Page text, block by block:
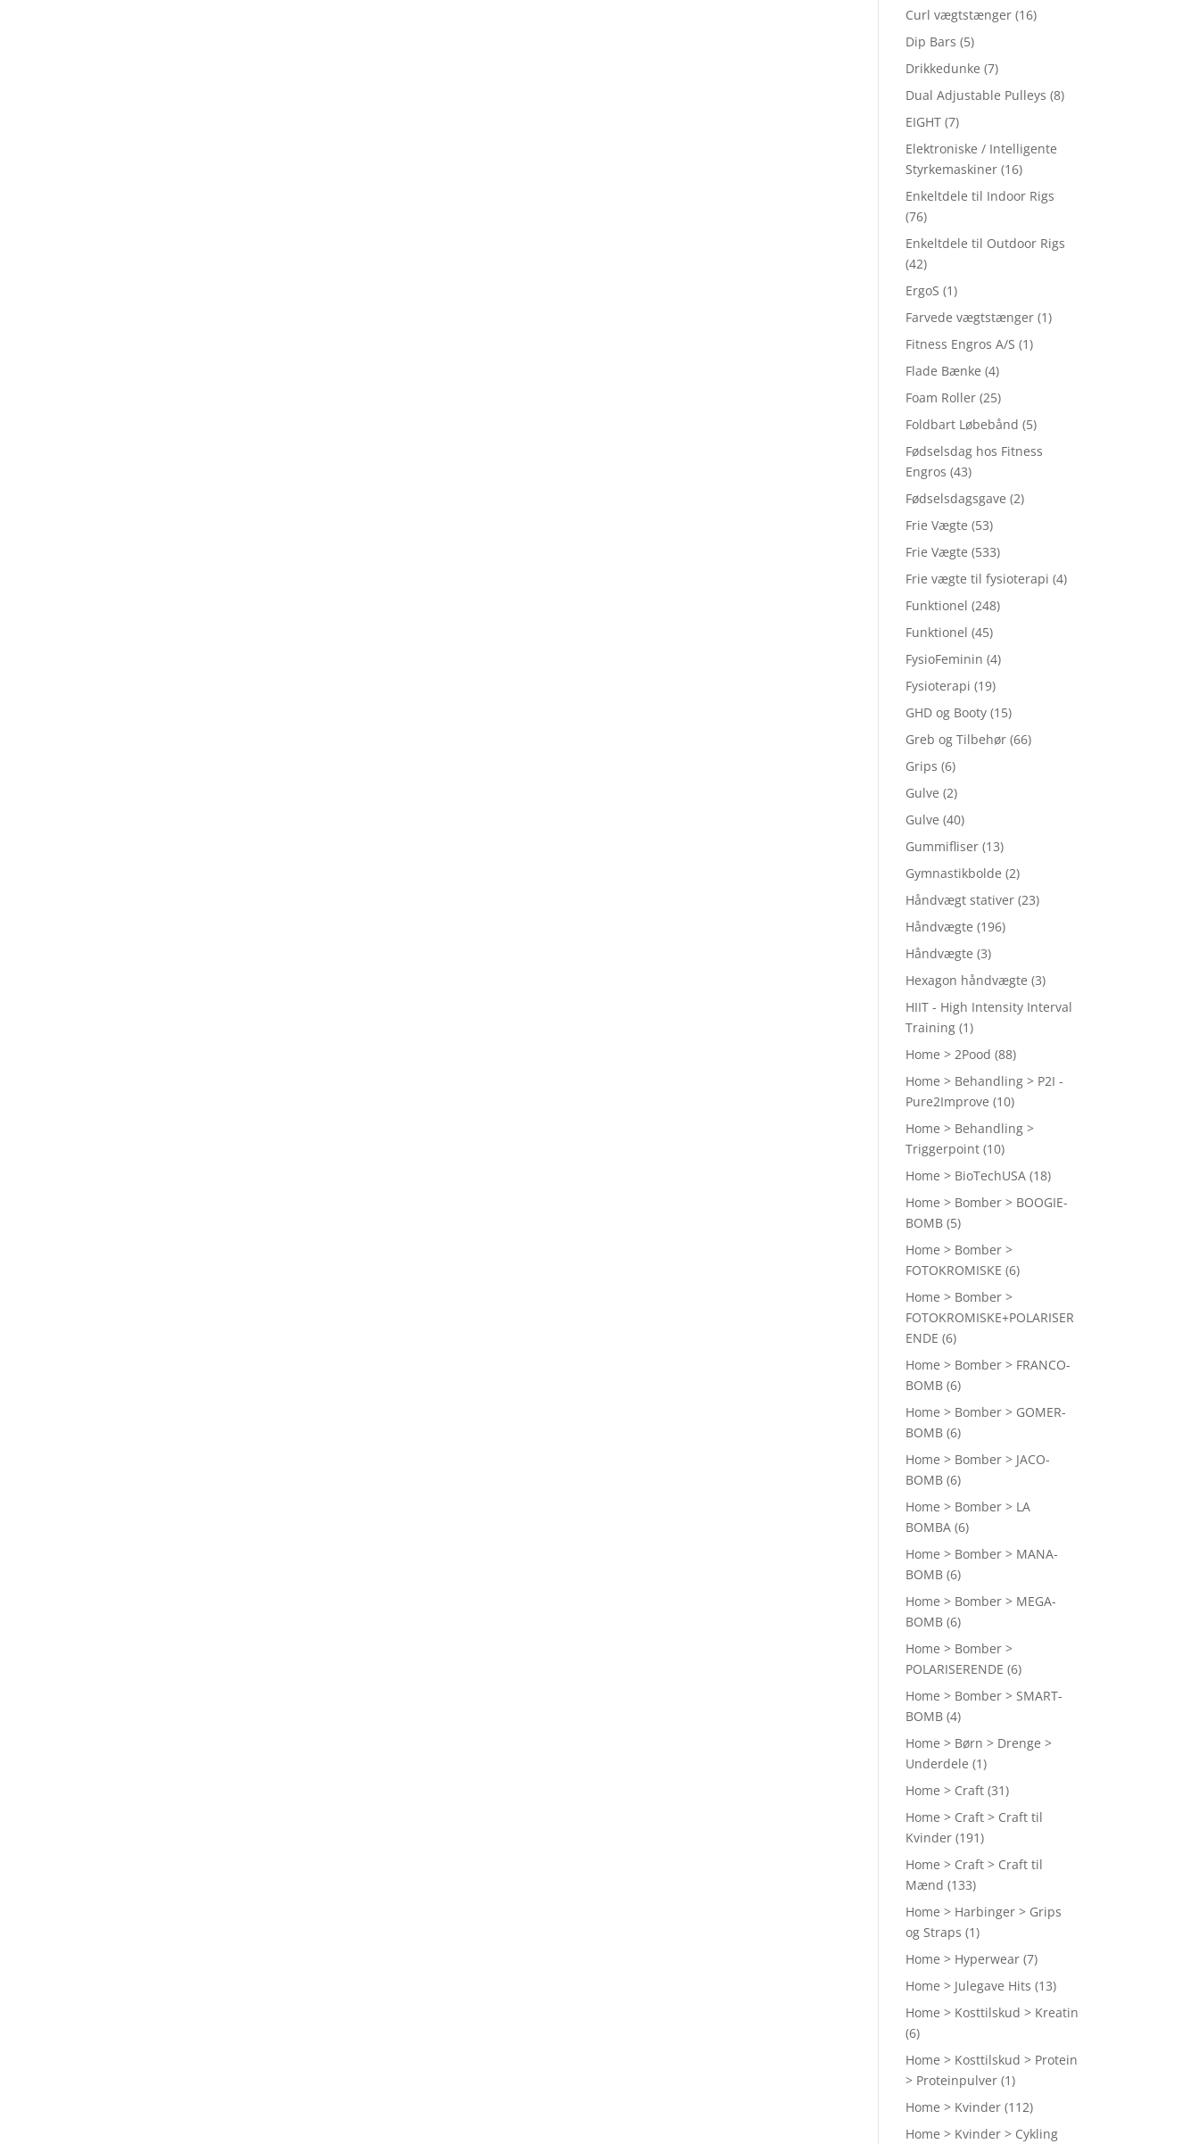
Curl vægtstænger (16)
Dip Bars (5)
Drikkedunke (7)
Dual Adjustable Pulleys (8)
EIGHT (7)
Elektroniske / Intelligente
Styrkemaskiner (16)
Enkeltdele til Indoor Rigs
(76)
Enkeltdele til Outdoor Rigs
(42)
ErgoS (1)
Farvede vægtstænger (1)
Fitness Engros A/S (1)
Flade Bænke (4)
Foam Roller (25)
Foldbart Løbebånd (5)
Fødselsdag hos Fitness
Engros (43)
Fødselsdagsgave (2)
Frie Vægte (53)
Frie Vægte (533)
Frie vægte til fysioterapi (4)
Funktionel (248)
Funktionel (45)
FysioFeminin (4)
Fysioterapi (19)
GHD og Booty (15)
Greb og Tilbehør (66)
Grips (6)
Gulve (2)
Gulve (40)
Gummifliser (13)
Gymnastikbolde (2)
Håndvægt stativer (23)
Håndvægte (196)
Håndvægte (3)
Hexagon håndvægte (3)
HIIT - High Intensity Interval
Training (1)
Home > 2Pood (88)
Home > Behandling > P2I -
Pure2Improve (10)
Home > Behandling >
Triggerpoint (10)
Home > BioTechUSA (18)
Home > Bomber > BOOGIE-
BOMB (5)
Home > Bomber >
FOTOKROMISKE (6)
Home > Bomber >
FOTOKROMISKE+POLARISER
ENDE (6)
Home > Bomber > FRANCO-
BOMB (6)
Home > Bomber > GOMER-
BOMB (6)
Home > Bomber > JACO-
BOMB (6)
Home > Bomber > LA
BOMBA (6)
Home > Bomber > MANA-
BOMB (6)
Home > Bomber > MEGA-
BOMB (6)
Home > Bomber >
POLARISERENDE (6)
Home > Bomber > SMART-
BOMB (4)
Home > Børn > Drenge >
Underdele (1)
Home > Craft (31)
Home > Craft > Craft til
Kvinder (191)
Home > Craft > Craft til
Mænd (133)
Home > Harbinger > Grips
og Straps (1)
Home > Hyperwear (7)
Home > Julegave Hits (13)
Home > Kosttilskud > Kreatin
(6)
Home > Kosttilskud > Protein
> Proteinpulver (1)
Home > Kvinder (112)
Home > Kvinder > Cykling